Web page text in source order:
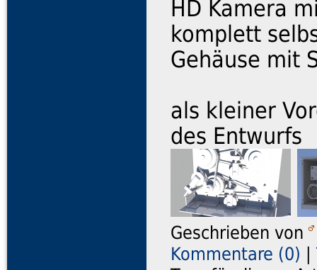
HD Kamera
komplett
Gehäuse mit
als kleiner
des Entwurfs
Geschrieben von
Kommentare (0) |